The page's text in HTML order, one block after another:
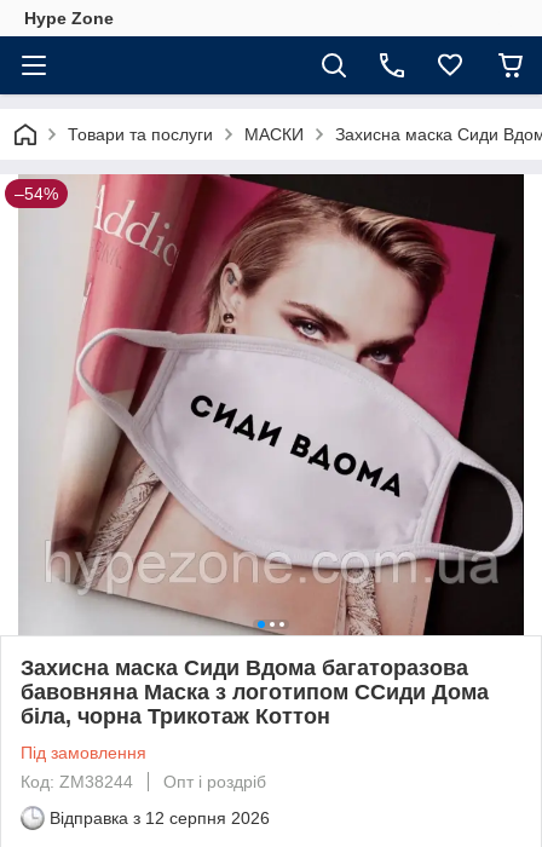
Hype Zone
Товари та послуги МАСКИ Захисна маска Сиди
–54%
Захисна маска Сиди Вдома багаторазова
бавовняна Маска з логотипом ССиди Дома
біла, чорна Трикотаж Коттон
Під замовлення
Код: ZM38244
Опт і роздріб
Відправка з 12 серпня 2026